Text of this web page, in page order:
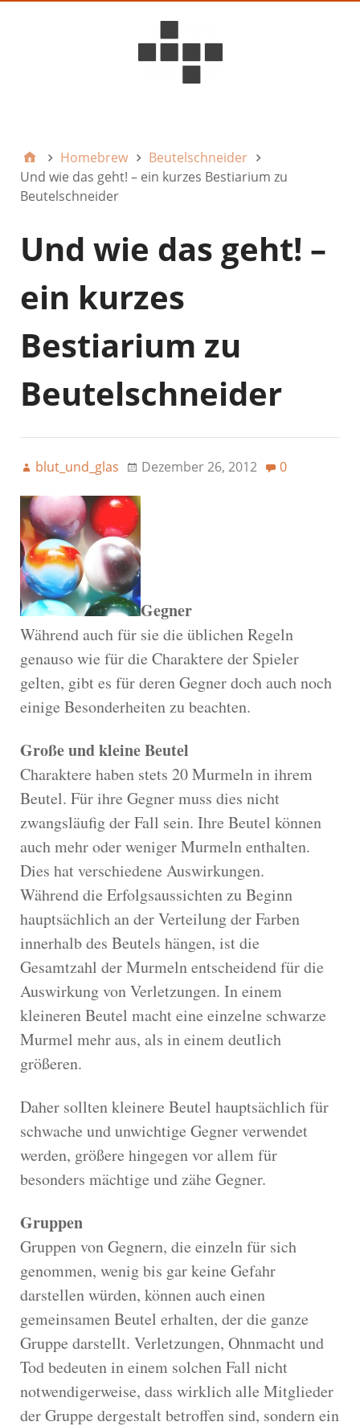
Homebrew
Beutelschneider
Und wie das geht! – ein kurzes Bestiarium zu
Beutelschneider
Und wie das geht! –
ein kurzes
Bestiarium zu
Beutelschneider
blut_und_glas Dezember 26, 2012 0
Gegner
Während auch für sie die üblichen Regeln
genauso wie für die Charaktere der Spieler
gelten, gibt es für deren Gegner doch auch noch
einige Besonderheiten zu beachten.
Große und kleine Beutel
Charaktere haben stets 20 Murmeln in ihrem
Beutel. Für ihre Gegner muss dies nicht
zwangsläufig der Fall sein. Ihre Beutel können
auch mehr oder weniger Murmeln enthalten.
Dies hat verschiedene Auswirkungen.
Während die Erfolgsaussichten zu Beginn
hauptsächlich an der Verteilung der Farben
innerhalb des Beutels hängen, ist die
Gesamtzahl der Murmeln entscheidend für die
Auswirkung von Verletzungen. In einem
kleineren Beutel macht eine einzelne schwarze
Murmel mehr aus, als in einem deutlich
größeren.
Daher sollten kleinere Beutel hauptsächlich für
schwache und unwichtige Gegner verwendet
werden, größere hingegen vor allem für
besonders mächtige und zähe Gegner.
Gruppen
Gruppen von Gegnern, die einzeln für sich
genommen, wenig bis gar keine Gefahr
darstellen würden, können auch einen
gemeinsamen Beutel erhalten, der die ganze
Gruppe darstellt. Verletzungen, Ohnmacht und
Tod bedeuten in einem solchen Fall nicht
notwendigerweise, dass wirklich alle Mitglieder
der Gruppe dergestalt betroffen sind, sondern ein